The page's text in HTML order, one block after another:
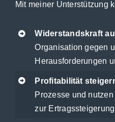
Mit meiner Unterstützung
Widerstandskraft
Organisation gegen
Herausforderungen
Profitabilität
Prozesse und
zur Ertragssteigerung